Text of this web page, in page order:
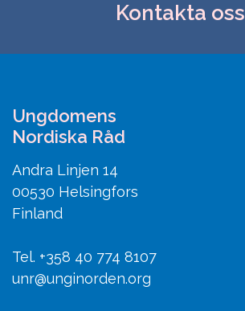
Kontakta oss
Ungdomens
Nordiska Råd
Andra Linjen 14
00530 Helsingfors
Finland
Tel. +358 40 774 8107
unr@unginorden.org